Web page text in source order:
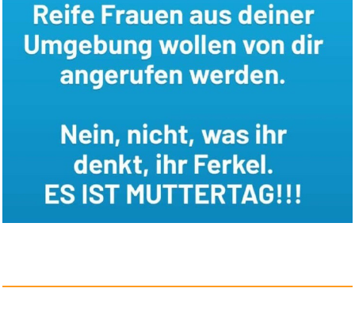
Anzeige
SMD Aufpassen Wir sind
Anzeige